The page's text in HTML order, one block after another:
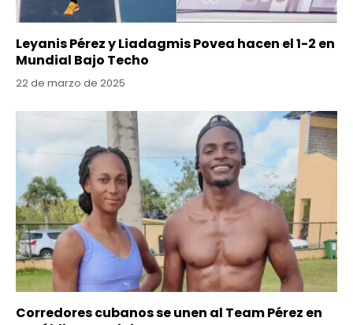
Leyanis Pérez y Liadagmis Povea hacen el 1-2 en
Mundial Bajo Techo
22 de marzo de 2025
Corredores cubanos se unen al Team Pérez en